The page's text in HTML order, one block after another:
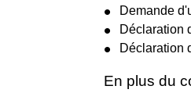
Demande
Déclaration
Déclaration
En plus du